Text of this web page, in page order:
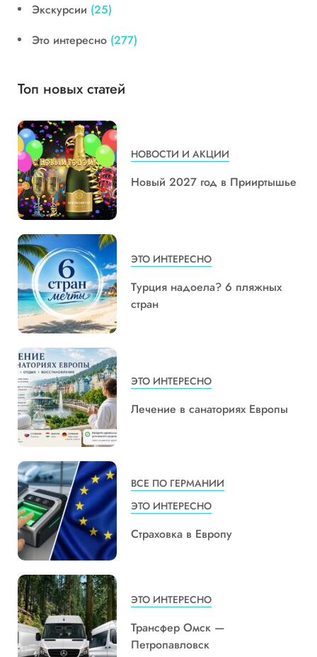
Экскурсии (25)
Это интересно (277)
Топ новых статей
НОВОСТИ И АКЦИИ
Новый 2027 год в Прииртышье
ЭТО ИНТЕРЕСНО
Турция надоела? 6 пляжных
стран
ЭТО ИНТЕРЕСНО
Лечение в санаториях Европы
ВСЕ ПО ГЕРМАНИИ
ЭТО ИНТЕРЕСНО
Страховка в Европу
ЭТО ИНТЕРЕСНО
Трансфер Омск —
Петропавловск